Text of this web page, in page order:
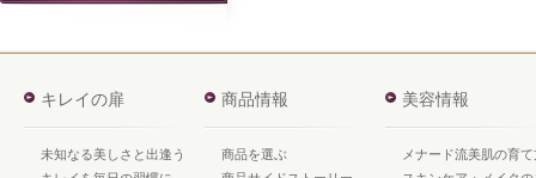
キレイの扉
未知なる美しさと出逢う
商品情報
商品を選ぶ
美容情報
メナード流美肌の育て